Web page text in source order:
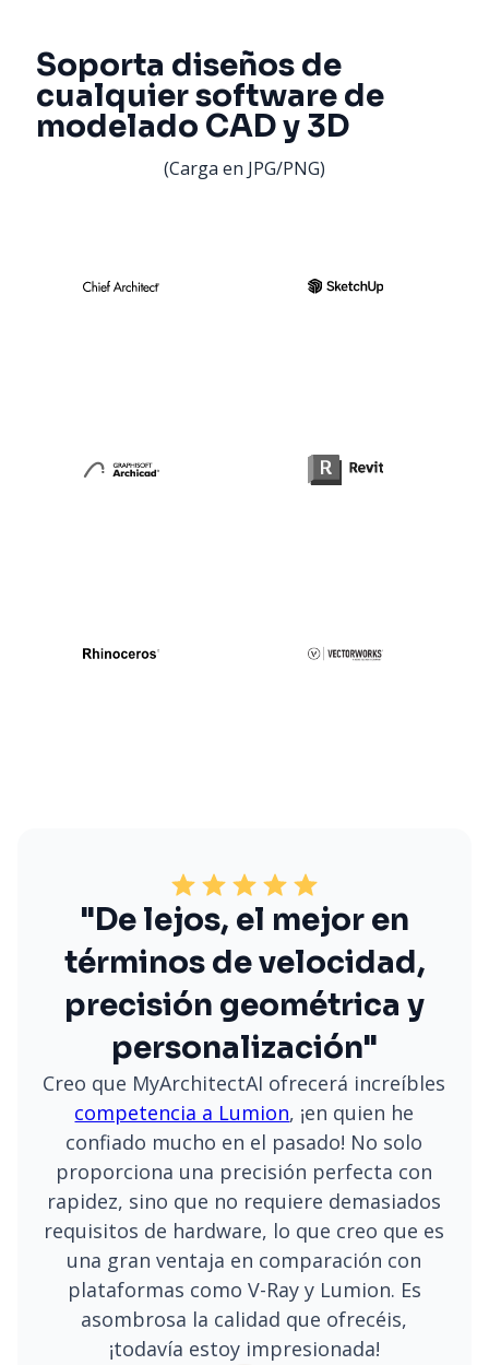
Soporta diseños de
cualquier software de
modelado CAD y 3D
(Carga en JPG/PNG)
"De lejos, el mejor en
términos de velocidad,
precisión geométrica y
personalización"
Creo que MyArchitectAI ofrecerá increíbles
competencia a Lumion, ¡en quien he
confiado mucho en el pasado! No solo
proporciona una precisión perfecta con
rapidez, sino que no requiere demasiados
requisitos de hardware, lo que creo que es
una gran ventaja en comparación con
plataformas como V-Ray y Lumion. Es
asombrosa la calidad que ofrecéis,
¡todavía estoy impresionada!